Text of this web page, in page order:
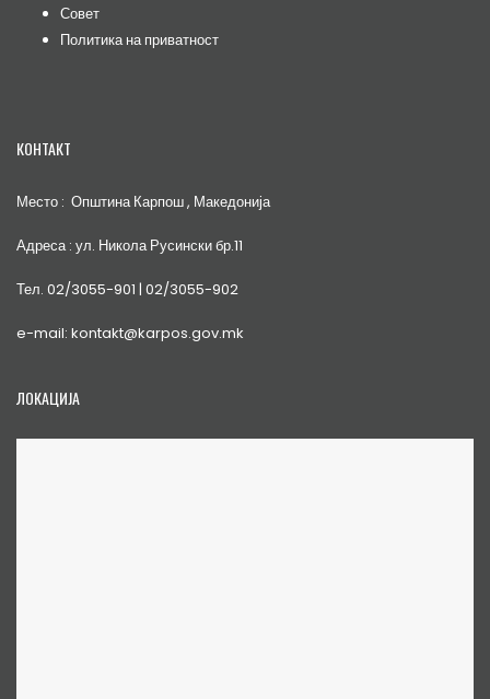
Совет
Политика на приватност
КОНТАКТ
Место : Општина Карпош , Македонија
Адреса : ул. Никола Русински бр.11
Тел. 02/3055-901 | 02/3055-902
e-mail: kontakt@karpos.gov.mk
ЛОКАЦИЈА